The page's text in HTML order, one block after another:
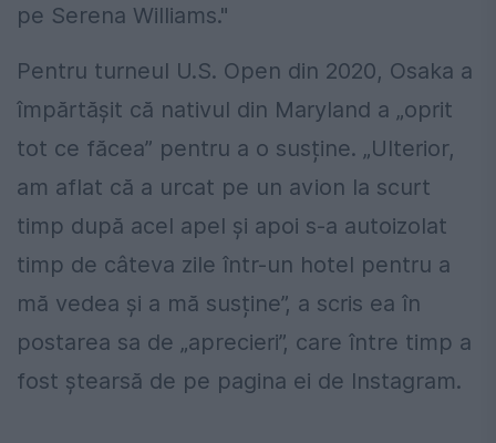
pe Serena Williams."
Pentru turneul U.S. Open din 2020, Osaka a
împărtășit că nativul din Maryland a „oprit
tot ce făcea” pentru a o susține. „Ulterior,
am aflat că a urcat pe un avion la scurt
timp după acel apel și apoi s-a autoizolat
timp de câteva zile într-un hotel pentru a
mă vedea și a mă susține”, a scris ea în
postarea sa de „aprecieri”, care între timp a
fost ștearsă de pe pagina ei de Instagram.